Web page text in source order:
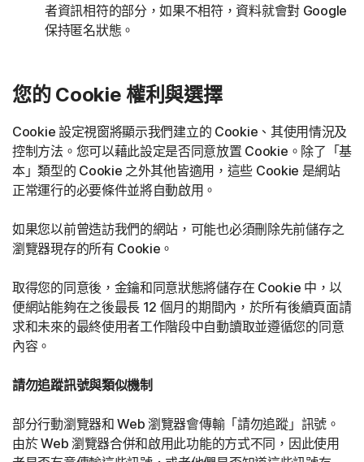
者資訊相符的部分，如果不相符，資料就會對 Google
保持匿名狀態。
您的 Cookie 權利與選擇
Cookie 設定視窗將顯示我們建立的 Cookie、其使用情況及
控制方法。您可以藉此設定是否同意放置 Cookie。除了「基
本」類型的 Cookie 之外其他皆適用，這些 Cookie 是網站
正常運行的必要條件並將自動啟用。
如果您以前曾造訪我們的網站，可能也必須刪除先前儲存之
瀏覽器現存的所有 Cookie。
取得您的同意後，金鑰和同意狀態將儲存在 Cookie 中，以
便網站能夠在之後最長 12 個月的期間內，於所有後續頁面請
求和未來的最終使用者工作階段中自動讀取並遵循您的同意
內容。
請勿追蹤訊號與類似機制
部分行動瀏覽器和 Web 瀏覽器會傳輸「請勿追蹤」訊號。
由於 Web 瀏覽器合併和啟用此功能的方式不同，因此使用